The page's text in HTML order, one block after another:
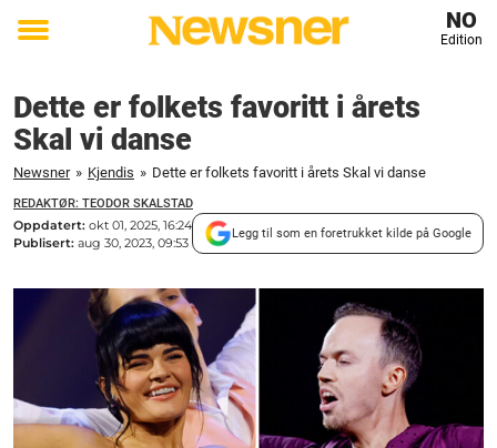
Toggle
NO
Edition
Dette er folkets favoritt i årets
Skal vi danse
Newsner » Kjendis » Dette er folkets favoritt i årets Skal vi danse
REDAKTØR: TEODOR SKALSTAD
Oppdatert: okt 01, 2025, 16:24
Publisert: aug 30, 2023, 09:53
Legg til som en foretrukket kilde på Google